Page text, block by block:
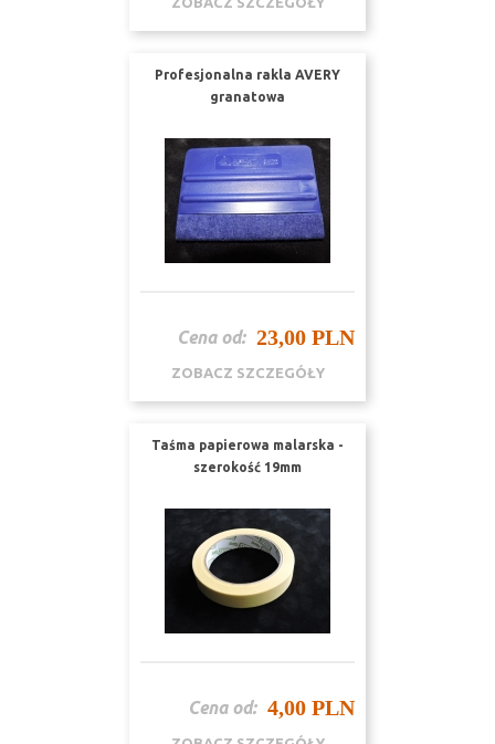
Profesjonalna rakla AVERY
granatowa
Cena od: 23,00 PLN
ZOBACZ SZCZEGÓŁY
Taśma papierowa malarska -
szerokość 19mm
Cena od: 4,00 PLN